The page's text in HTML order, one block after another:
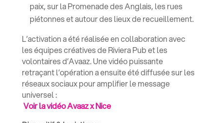
paix, sur la Promenade des Anglais, les rues
piétonnes et autour des lieux de recueillement.
L’activation a été réalisée en collaboration avec
les équipes créatives de Riviera Pub et les
volontaires d’Avaaz. Unevidéo puissante
retraçant l’opération a ensuite été diffusée sur les
réseaux sociaux pour amplifier le message
universel :
Voir la vidéo Avaaz x Nice